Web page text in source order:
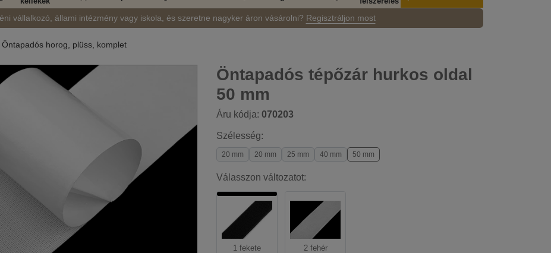
vállalkozó, állami intézmény vagy iskola, és szeretne nagyker áron vásárolni? Regisztráljon most
Öntapadós horog, plüss, komplet
Öntapadós tépőzár hurkos oldal
50 mm
Áru kódja: 070203
Szélesség:
20 mm 20 mm 25 mm 40 mm 50 mm
Válasszon változatot:
1 fekete 2 fehér